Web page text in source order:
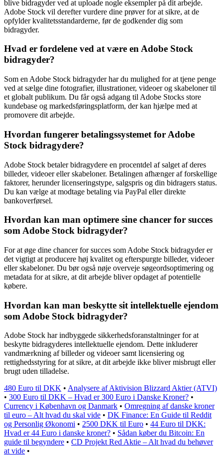
blive bidragyder ved at uploade nogle eksempler på dit arbejde.
Adobe Stock vil derefter vurdere dine prøver for at sikre, at de
opfylder kvalitetsstandarderne, før de godkender dig som
bidragyder.
Hvad er fordelene ved at være en Adobe Stock
bidragyder?
Som en Adobe Stock bidragyder har du mulighed for at tjene penge
ved at sælge dine fotografier, illustrationer, videoer og skabeloner til
et globalt publikum. Du får også adgang til Adobe Stocks store
kundebase og markedsføringsplatform, der kan hjælpe med at
promovere dit arbejde.
Hvordan fungerer betalingssystemet for Adobe
Stock bidragydere?
Adobe Stock betaler bidragydere en procentdel af salget af deres
billeder, videoer eller skabeloner. Betalingen afhænger af forskellige
faktorer, herunder licenseringstype, salgspris og din bidragers status.
Du kan vælge at modtage betaling via PayPal eller direkte
bankoverførsel.
Hvordan kan man optimere sine chancer for succes
som Adobe Stock bidragyder?
For at øge dine chancer for succes som Adobe Stock bidragyder er
det vigtigt at producere høj kvalitet og efterspurgte billeder, videoer
eller skabeloner. Du bør også nøje overveje søgeordsoptimering og
metadata for at sikre, at dit arbejde bliver opdaget af potentielle
købere.
Hvordan kan man beskytte sit intellektuelle ejendom
som Adobe Stock bidragyder?
Adobe Stock har indbyggede sikkerhedsforanstaltninger for at
beskytte bidragyderes intellektuelle ejendom. Dette inkluderer
vandmærkning af billeder og videoer samt licensiering og
rettighedsstyring for at sikre, at dit arbejde ikke bliver misbrugt eller
brugt uden tilladelse.
480 Euro til DKK • Analysere af Aktivision Blizzard Aktier (ATVI)
• 300 Euro til DKK – Hvad er 300 Euro i Danske Kroner? •
Currency i København og Danmark • Omregning af danske kroner
til euro – Alt hvad du skal vide • DK Finance: En Guide til Reddit
og Personlig Økonomi • 2500 DKK til Euro • 44 Euro til DKK:
Hvad er 44 Euro i danske kroner? • Sådan køber du Bitcoin: En
guide til begyndere • CD Projekt Red Aktie – Alt hvad du behøver
at vide •